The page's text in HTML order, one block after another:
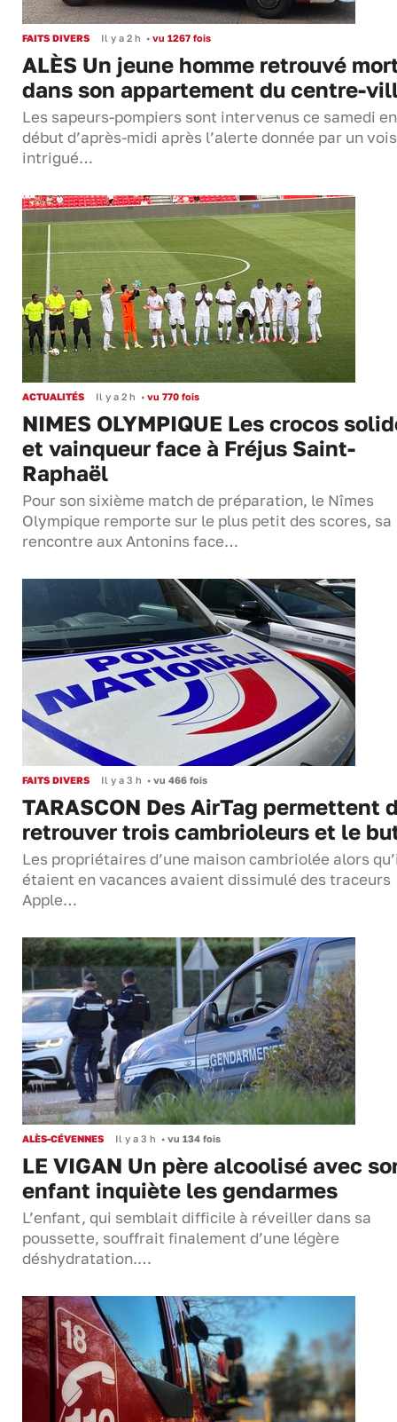
FAITS DIVERS Il y a 2 h • vu 1267 fois
ALÈS Un jeune homme retrouvé
dans son appartement du centre-
Les sapeurs-pompiers sont intervenus ce samedi en
début d’après-midi après l’alerte donnée par un
intrigué…
ACTUALITÉS Il y a 2 h • vu 770 fois
NIMES OLYMPIQUE Les crocos
et vainqueur face à Fréjus Saint-
Raphaël
Pour son sixième match de préparation, le Nîmes
Olympique remporte sur le plus petit des scores, sa
rencontre aux Antonins face…
FAITS DIVERS Il y a 3 h • vu 466 fois
TARASCON Des AirTag permettent
retrouver trois cambrioleurs et le
Les propriétaires d’une maison cambriolée alors
étaient en vacances avaient dissimulé des traceurs
Apple…
ALÈS-CÉVENNES Il y a 3 h • vu 134 fois
LE VIGAN Un père alcoolisé avec
enfant inquiète les gendarmes
L’enfant, qui semblait difficile à réveiller dans sa
poussette, souffrait finalement d’une légère
déshydratation.…